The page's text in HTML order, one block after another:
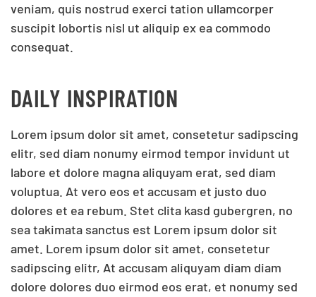
veniam, quis nostrud exerci tation ullamcorper
suscipit lobortis nisl ut aliquip ex ea commodo
consequat.
DAILY INSPIRATION
Lorem ipsum dolor sit amet, consetetur sadipscing
elitr, sed diam nonumy eirmod tempor invidunt ut
labore et dolore magna aliquyam erat, sed diam
voluptua. At vero eos et accusam et justo duo
dolores et ea rebum. Stet clita kasd gubergren, no
sea takimata sanctus est Lorem ipsum dolor sit
amet. Lorem ipsum dolor sit amet, consetetur
sadipscing elitr, At accusam aliquyam diam diam
dolore dolores duo eirmod eos erat, et nonumy sed